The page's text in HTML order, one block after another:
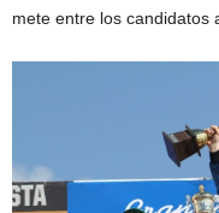
mete entre los candidatos